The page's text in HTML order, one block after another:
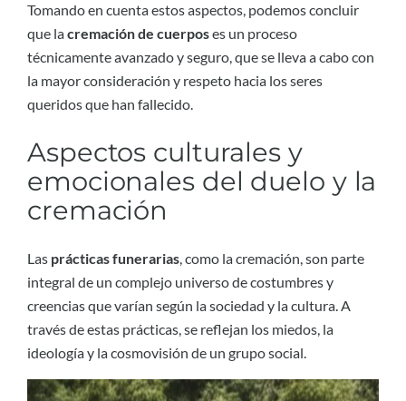
Tomando en cuenta estos aspectos, podemos concluir
que lacremación de cuerposes un proceso
técnicamente avanzado y seguro, que se lleva a cabo con
la mayor consideración y respeto hacia los seres
queridos que han fallecido.
Aspectos culturales y
emocionales del duelo y la
cremación
Las prácticas funerarias , como la cremación, son parte
integral de un complejo universo de costumbres y
creencias que varían según la sociedad y la cultura. A
través de estas prácticas, se reflejan los miedos, la
ideología y la cosmovisión de un grupo social.